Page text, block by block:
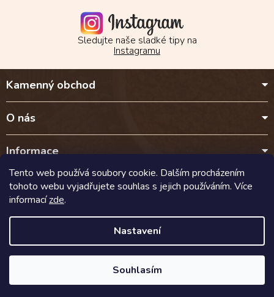
Tento web používá soubory cookie. Dalším procházením
tohoto webu vyjadřujete souhlas s jejich používáním. Více
informacízde.
Nastavení
Souhlasím
Sledujte naše sladké tipy na
Instagramu
Z
p
Kamenný obchod
O nás
Informace
Kontakt
Doprava a platba
Vytvořil Shoptet | NakódovaleshopGuru
Copyright 2026Cokoladalyra.cz. Všechna práva vyhrazena.